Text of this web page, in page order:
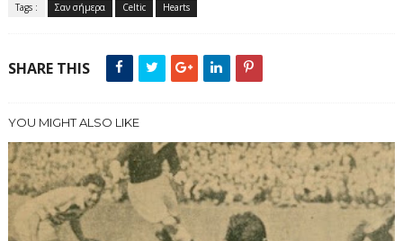
Tags : Σαν σήμερα Celtic Hearts
SHARE THIS
YOU MIGHT ALSO LIKE